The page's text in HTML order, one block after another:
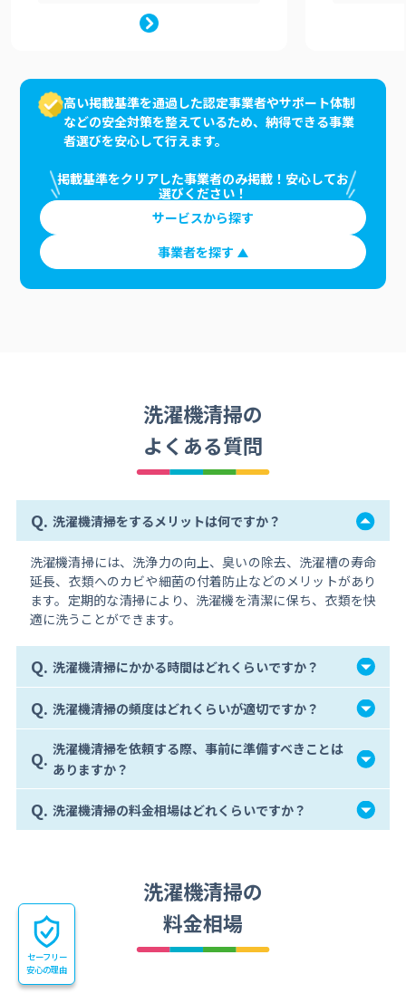
高い掲載基準を通過した認定事業者やサポート体制
などの安全対策を整えているため、納得できる事業
者選びを安心して行えます。
掲載基準をクリアした事業者のみ掲載！安心してお
選びください！
サービスから探す
事業者を探す
洗濯機清掃の
よくある質問
Q. 洗濯機清掃をするメリットは何ですか？
洗濯機清掃には、洗浄力の向上、臭いの除去、洗濯槽の寿命
延長、衣類へのカビや細菌の付着防止などのメリットがあり
ます。定期的な清掃により、洗濯機を清潔に保ち、衣類を快
適に洗うことができます。
Q. 洗濯機清掃にかかる時間はどれくらいですか？
Q. 洗濯機清掃の頻度はどれくらいが適切ですか？
Q. 洗濯機清掃を依頼する際、事前に準備すべきことは
ありますか？
Q. 洗濯機清掃の料金相場はどれくらいですか？
洗濯機清掃の
料金相場
セーフリー
安心の理由